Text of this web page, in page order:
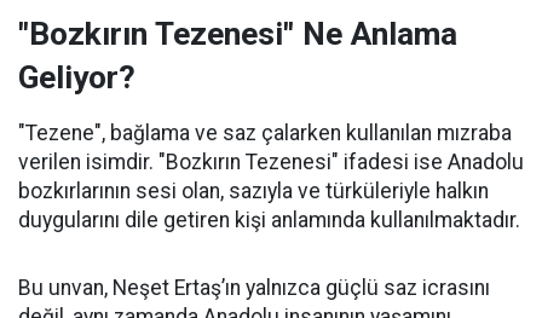
"Bozkırın Tezenesi" Ne Anlama
Geliyor?
"Tezene", bağlama ve saz çalarken kullanılan mızraba
verilen isimdir. "Bozkırın Tezenesi" ifadesi ise Anadolu
bozkırlarının sesi olan, sazıyla ve türküleriyle halkın
duygularını dile getiren kişi anlamında kullanılmaktadır.
Bu unvan, Neşet Ertaş’ın yalnızca güçlü saz icrasını